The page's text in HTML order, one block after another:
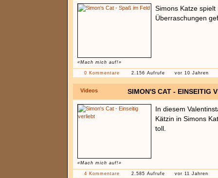
«Mach mich auf!»
Simons Katze
Überraschungen
0 Kommentare 2.156 Aufrufe vor 10 Jahren
Videos SIMON'S CAT - EINSEITIG
«Mach mich auf!»
In diesem
Kätzin in Simons
toll.
4 Kommentare 2.585 Aufrufe vor 11 Jahren